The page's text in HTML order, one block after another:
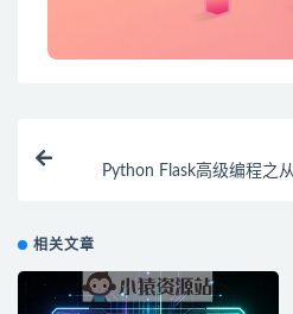
Python Flask高级编程之
相关文章